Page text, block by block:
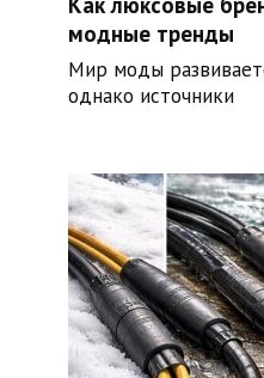
модные тренды
Мир моды
однако источники